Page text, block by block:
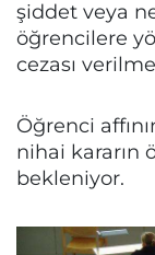
şiddet veya
öğrencilere
cezası
Öğrenci
nihai kararın
bekleniyor.